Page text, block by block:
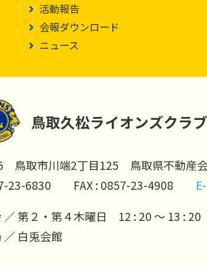
活動報告
会報ダウンロード
ニュース
鳥取久松ライオンズクラブ
鳥取市川端2丁目125
鳥取県不動産
23-6830 FAX : 0857-23-4908
第２・第４木曜日 12 : 20 ～ 13 : 20
白兎会館